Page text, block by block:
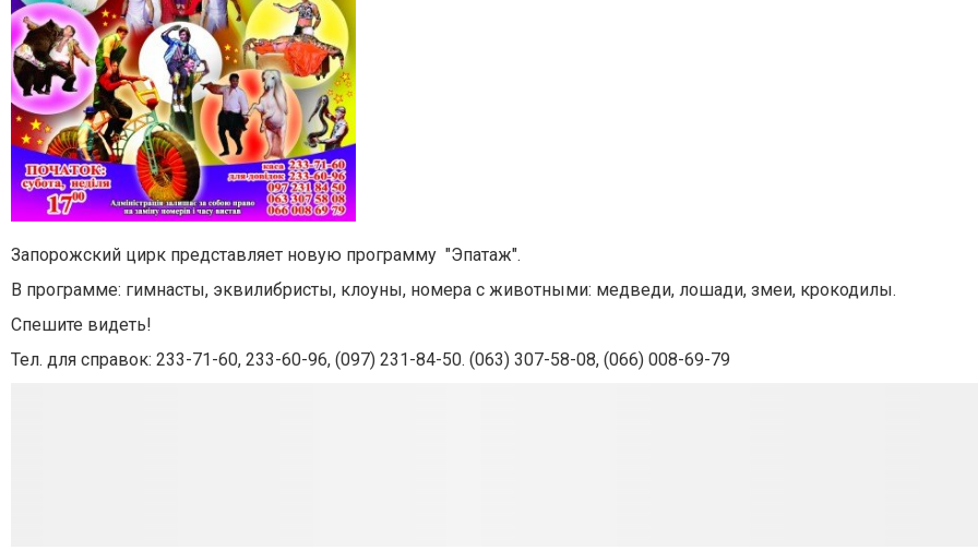
Запорожский цирк представляет новую программу "Эпатаж".
В программе: гимнасты, эквилибристы, клоуны, номера с животными: медведи, лошади, змеи, крокодилы.
Спешите видеть!
Тел. для справок: 233-71-60, 233-60-96, (097) 231-84-50. (063) 307-58-08, (066) 008-69-79